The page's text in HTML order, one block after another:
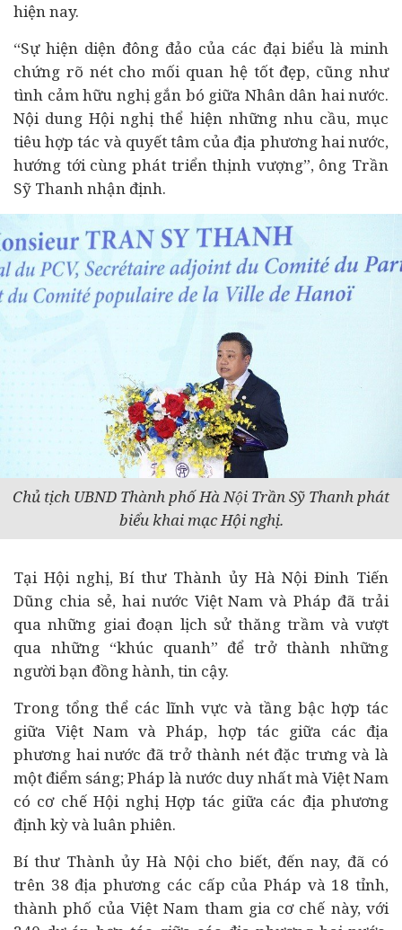
hiện nay.
“Sự hiện diện đông đảo của các đại biểu là minh
chứng rõ nét cho mối quan hệ tốt đẹp, cũng như
tình cảm hữu nghị gắn bó giữa Nhân dân hai nước.
Nội dung Hội nghị thể hiện những nhu cầu, mục
tiêu hợp tác và quyết tâm của địa phương hai nước,
hướng tới cùng phát triển thịnh vượng”, ông Trần
Sỹ Thanh nhận định.
Chủ tịch UBND Thành phố Hà Nội Trần Sỹ Thanh phát
biểu khai mạc Hội nghị.
Tại Hội nghị, Bí thư Thành ủy Hà Nội Đinh Tiến
Dũng chia sẻ, hai nước Việt Nam và Pháp đã trải
qua những giai đoạn lịch sử thăng trầm và vượt
qua những “khúc quanh” để trở thành những
người bạn đồng hành, tin cậy.
Trong tổng thể các lĩnh vực và tầng bậc hợp tác
giữa Việt Nam và Pháp, hợp tác giữa các địa
phương hai nước đã trở thành nét đặc trưng và là
một điểm sáng; Pháp là nước duy nhất mà Việt Nam
có cơ chế Hội nghị Hợp tác giữa các địa phương
định kỳ và luân phiên.
Bí thư Thành ủy Hà Nội cho biết, đến nay, đã có
trên 38 địa phương các cấp của Pháp và 18 tỉnh,
thành phố của Việt Nam tham gia cơ chế này, với